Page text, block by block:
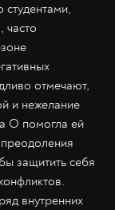
часто
отмечают,
и нежелание
О помогла ей
защитить себя
внутренних